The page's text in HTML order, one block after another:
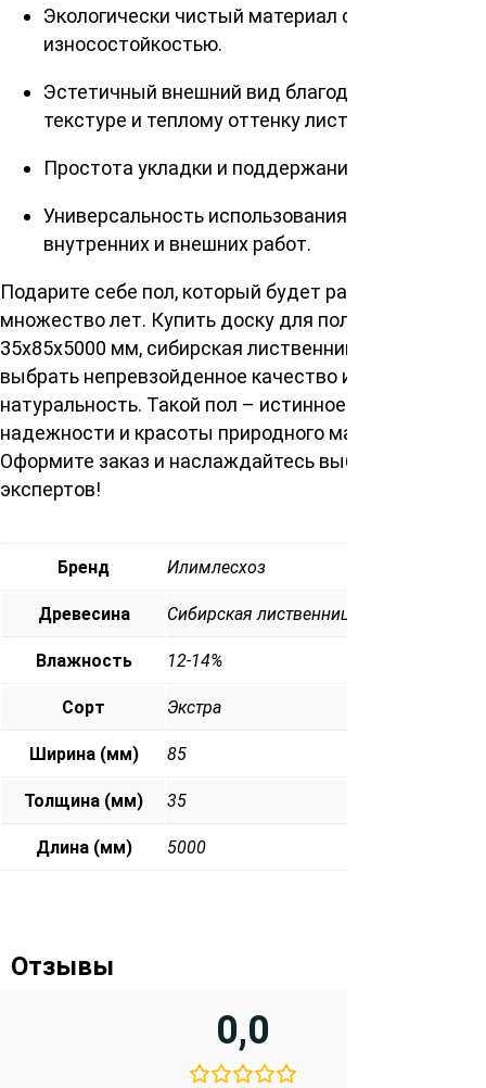
Экологически чистый материал с отличной
износостойкостью.
Эстетичный внешний вид благодаря ровной
текстуре и теплому оттенку лиственницы.
Простота укладки и поддержания в чистоте.
Универсальность использования для
внутренних и внешних работ.
Подарите себе пол, который будет радовать глаз
множество лет. Купить доску для пола сорт Экстра
35х85х5000 мм, сибирская лиственница — значит
выбрать непревзойденное качество и
натуральность. Такой пол – истинное воплощение
надежности и красоты природного материала.
Оформите заказ и наслаждайтесь выбором
экспертов!
Бренд Илимлесхоз
Древесина Сибирская лиственница
Влажность 12-14%
Сорт Экстра
Ширина (мм) 85
Толщина (мм) 35
Длина (мм) 5000
Отзывы
0,0